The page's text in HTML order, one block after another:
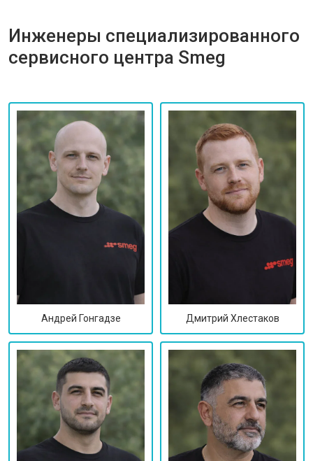
Инженеры специализированного
сервисного центра Smeg
Андрей Гонгадзе Дмитрий Хлестаков